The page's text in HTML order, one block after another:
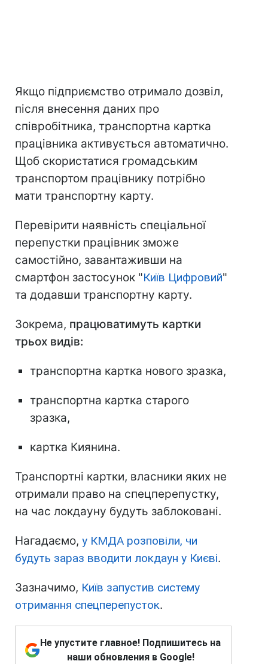
Якщо підприємство отримало дозвіл,
після внесення даних про
співробітника, транспортна картка
працівника активується автоматично.
Щоб скористатися громадським
транспортом працівнику потрібно
мати транспортну карту.
Перевірити наявність спеціальної
перепустки працівник зможе
самостійно, завантаживши на
смартфон застосунок "Київ Цифровий"
та додавши транспортну карту.
Зокрема, працюватимуть картки
трьох видів:
транспортна картка нового зразка,
транспортна картка старого
зразка,
картка Киянина.
Транспортні картки, власники яких не
отримали право на спецперепустку,
на час локдауну будуть заблоковані.
Нагадаємо, у КМДА розповіли, чи
будуть зараз вводити локдаун у Києві.
Зазначимо, Київ запустив систему
отримання спецперепусток.
Не упустите главное! Подпишитесь на
наши обновления в Google!